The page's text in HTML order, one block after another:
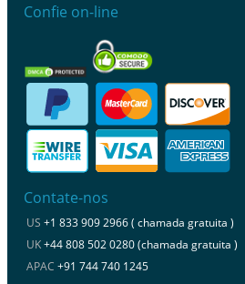
Confie on-line
Contate-nos
US +1 833 909 2966 ( chamada gratuita )
UK+44 808 502 0280 (chamada gratuita )
APAC +91 744 740 1245